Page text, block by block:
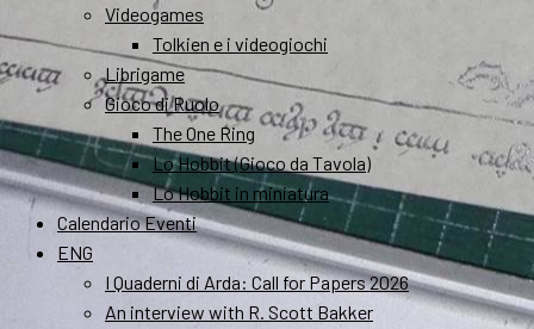
Videogames
Tolkien e i videogiochi
Librigame
Gioco di Ruolo
The One Ring
Lo Hobbit (Gioco da Tavola)
Lo Hobbit in miniatura
Calendario Eventi
ENG
I Quaderni di Arda: Call for Papers 2026
An interview with R. Scott Bakker